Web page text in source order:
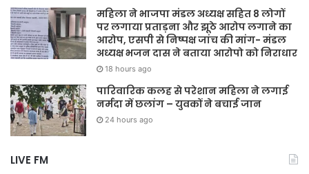
महिला ने भाजपा मंडल अध्यक्ष सहित 8 लोगों
पर लगाया प्रताड़ना और झूठे आरोप लगाने का
आरोप, एसपी से निष्पक्ष जांच की मांग- मंडल
अध्यक्ष भजन दास ने बताया आरोपो को निराधार
18 hours ago
पारिवारिक कलह से परेशान महिला ने लगाई
नर्मदा में छलांग – युवकों ने बचाई जान
24 hours ago
LIVE FM